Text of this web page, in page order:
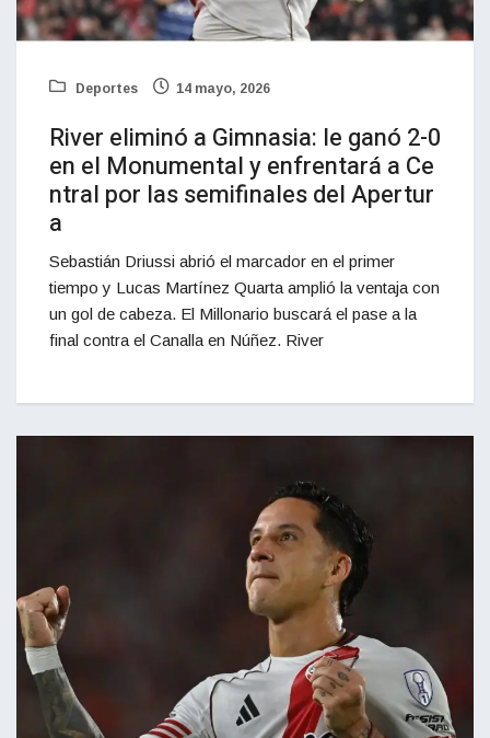
Deportes 14 mayo, 2026
River eliminó a Gimnasia: le ganó 2-0
en el Monumental y enfrentará a Ce
ntral por las semifinales del Apertur
a
Sebastián Driussi abrió el marcador en el primer
tiempo y Lucas Martínez Quarta amplió la ventaja con
un gol de cabeza. El Millonario buscará el pase a la
final contra el Canalla en Núñez. River